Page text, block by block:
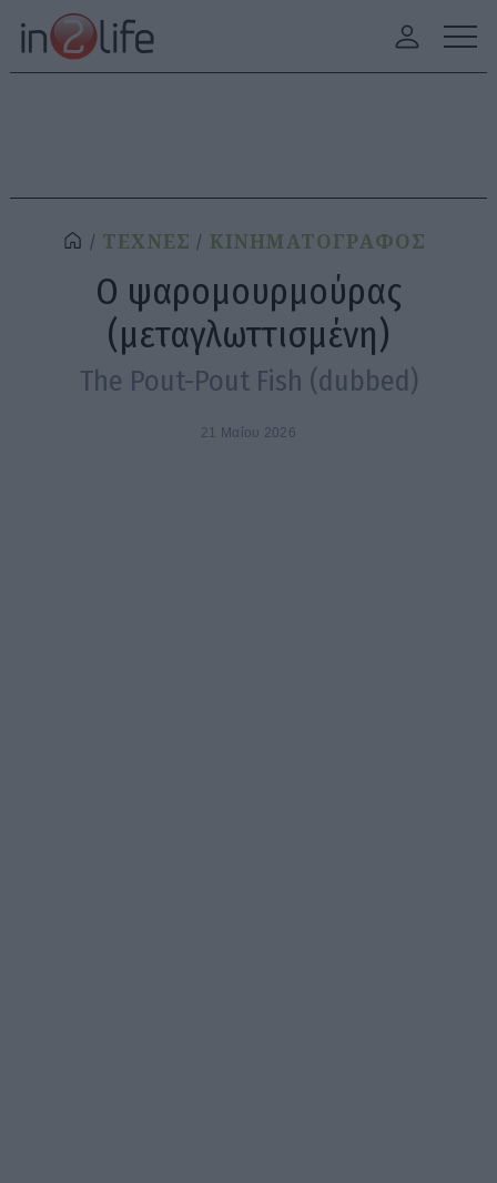
ΤΕΧΝΕΣ ΚΙΝΗΜΑΤΟΓΡΑΦΟΣ
Ο ψαρομουρμούρας
(μεταγλωττισμένη)
The Pout-Pout Fish (dubbed)
21 Μαΐου 2026